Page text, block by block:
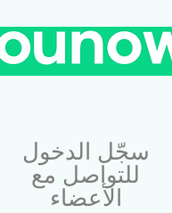
سجّل الدخول
للتواصل مع
الأعضاء